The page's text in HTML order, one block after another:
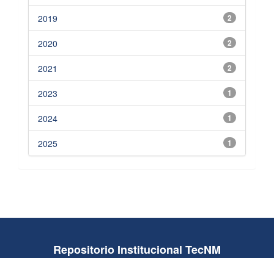
2
2019
2
2020
2
2021
1
2023
1
2024
1
2025
Repositorio Institucional TecNM